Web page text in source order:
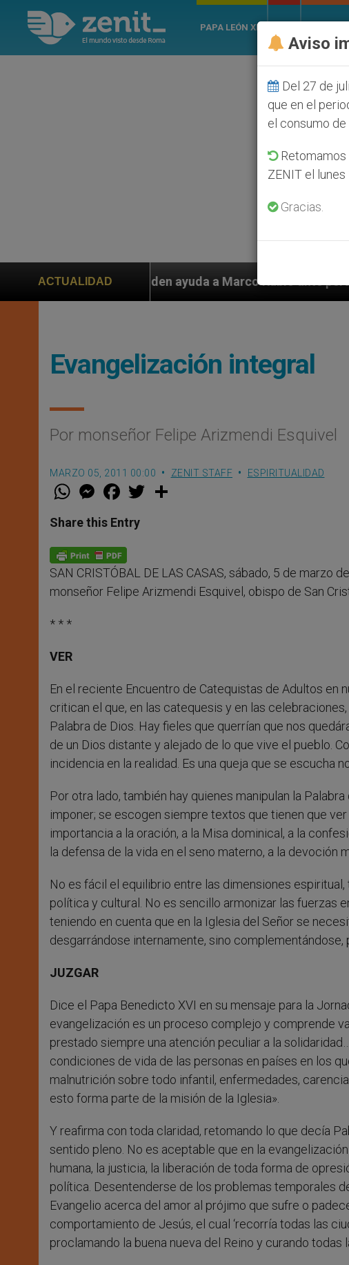
PAPA LEÓN XIV
ACTUALIDAD
piden ayuda a Marco Rubio ante persecución de colonos
Evangelización integral
Por monseñor Felipe Arizmendi Esquivel
MARZO 05, 2011 00:00 ZENIT STAFF ESPIRITUALIDAD
W
t
s
p
p
M
e
s
e
g
e
r
F
a
e
b
o
k
w
Share this Entry
SAN CRISTÓBAL DE LAS CASAS, sábado, 5 de marzo
monseñor Felipe Arizmendi Esquivel, obispo de San
* * *
VER
En el reciente Encuentro de Catequistas de Adultos en
critican el que, en las catequesis y en las
Palabra de Dios. Hay fieles que querrían que nos
de un Dios distante y alejado de lo que vive el pueblo.
incidencia en la realidad. Es una queja que se escucha
Por otra lado, también hay quienes manipulan la
imponer; se escogen siempre textos que tienen que
importancia a la oración, a la Misa dominical, a la
la defensa de la vida en el seno materno, a la devoción
No es fácil el equilibrio entre las dimensiones
política y cultural. No es sencillo armonizar las fuerzas
teniendo en cuenta que en la Iglesia del Señor se
desgarrándose internamente, sino complementándose,
JUZGAR
Dice el Papa Benedicto XVI en su mensaje para la
evangelización es un proceso complejo y comprende
prestado siempre una atención peculiar a la
condiciones de vida de las personas en países en los
malnutrición sobre todo infantil, enfermedades,
esto forma parte de la misión de la Iglesia».
Y reafirma con toda claridad, retomando lo que decía
sentido pleno. No es aceptable que en la
humana, la justicia, la liberación de toda forma de
política. Desentenderse de los problemas temporales
Evangelio acerca del amor al prójimo que sufre o
comportamiento de Jesús, el cual ‘recorría todas las
proclamando la buena nueva del Reino y curando todas
Aviso
Del 27 de
que en el
el consumo de
Retomamos
ZENIT el lunes
Gracias.